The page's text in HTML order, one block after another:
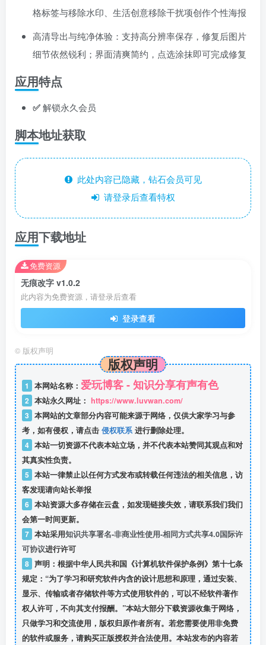
格标签与移除水印、生活创意移除干扰项创作个性海报
高清导出与纯净体验：支持高分辨率保存，修复后图片
细节依然锐利；界面清爽简约，点选涂抹即可完成修复
应用特点
✅解锁永久会员
脚本地址获取
此处内容已隐藏，钻石会员可见
请登录后查看特权
应用下载地址
无痕改字 v1.0.2
此内容为免费资源，请登录后查看
登录查看
免费资源
© 版权声明
版权声明
1 本网站名称： 爱玩博客 - 知识分享有声有色
2 本站永久网址： https://www.luvwan.com/
3 本网站的文章部分内容可能来源于网络，仅供大家学习与参
考，如有侵权，请点击 侵权联系进行删除处理。
4 本站一切资源不代表本站立场，并不代表本站赞同其观点和对
其真实性负责。
5 本站一律禁止以任何方式发布或转载任何违法的相关信息，访
客发现请向站长举报
6 本站资源大多存储在云盘，如发现链接失效，请联系我们我们
会第一时间更新。
7 本站采用知识共享署名-非商业性使用-相同方式共享4.0国际许
可协议进行许可
8 声明：根据中华人民共和国《计算机软件保护条例》第十七条
规定：“为了学习和研究软件内含的设计思想和原理，通过安装、
显示、传输或者存储软件等方式使用软件的，可以不经软件著作
权人许可，不向其支付报酬。”本站大部分下载资源收集于网络，
只做学习和交流使用，版权归原作者所有。若您需要使用非免费
的软件或服务，请购买正版授权并合法使用。本站发布的内容若